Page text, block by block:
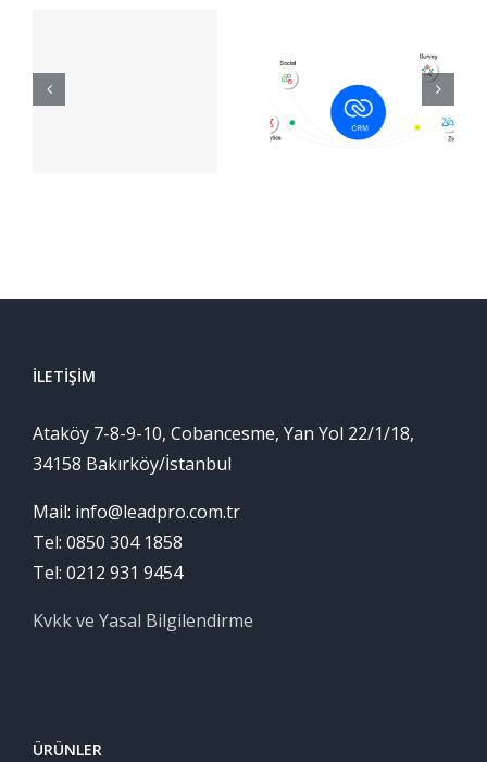
Destek İçin
Güçlü Bir
Araç Zoho
İLETIŞIM
Ataköy 7-8-9-10, Cobancesme, Yan Yol 22/1/18,
34158 Bakırköy/İstanbul
Mail: info@leadpro.com.tr
Tel: 0850 304 1858
Tel: 0212 931 9454
Kvkk ve Yasal Bilgilendirme
ÜRÜNLER